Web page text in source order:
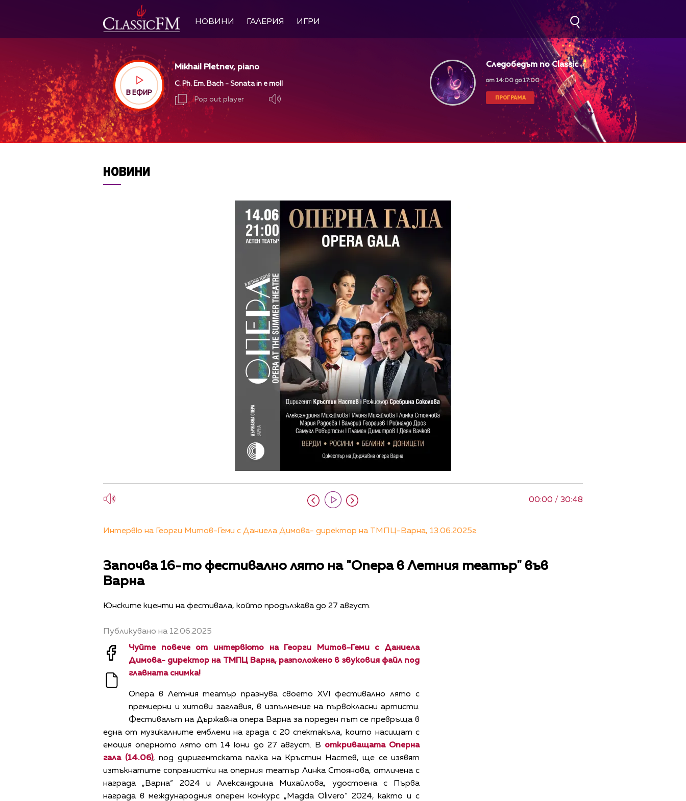
НОВИНИ ГАЛЕРИЯ ИГРИ
В ЕФИР
Mikhail Pletnev, piano
C. Ph. Em. Bach - Sonata in e moll
Pop out player
Следобедът по Classic
от 14:00 до 17:00
ПРОГРАМА
НОВИНИ
00:00 / 30:48
Интервю на Георги Митов-Геми с Даниела Димова- директор на ТМПЦ-Варна, 13.06.2025г.
Започва 16-то фестивално лято на "Опера в Летния театър" във
Варна
Юнските кценти на фестивала, който продължава до 27 август.
Публикувано на 12.06.2025
Чуйте повече от интервюто на Георги Митов-Геми с Даниела
Димова- директор на ТМПЦ Варна, разположено в звуковия файл под
главната снимка!
Опера в Летния театър празнува своето XVI фестивално лято с
премиерни и хитови заглавия, в изпълнение на първокласни артисти.
Фестивалът на Държавна опера Варна за пореден път се превръща в
една от музикалните емблеми на града с 20 спектакъла, които насищат с
емоция оперното лято от 14 юни до 27 август. В откриващата Оперна
гала (14.06), под диригентската палка на Кръстин Настев, ще се изявят
изтъкнатите сопранистки на оперния театър Линка Стоянова, отличена с
награда „Варна“ 2024 и Александрина Михайлова, удостоена с Първа
награда в международния оперен конкурс „Magda Olivero“ 2024, както и с